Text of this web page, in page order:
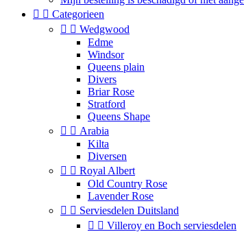
  Categorieen
  Wedgwood
Edme
Windsor
Queens plain
Divers
Briar Rose
Stratford
Queens Shape
  Arabia
Kilta
Diversen
  Royal Albert
Old Country Rose
Lavender Rose
  Serviesdelen Duitsland
  Villeroy en Boch serviesdelen